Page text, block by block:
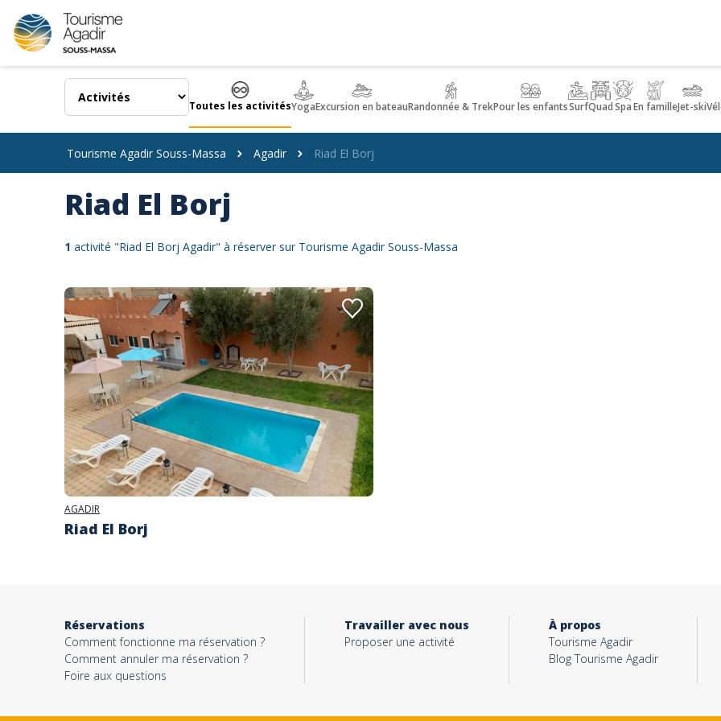
Panneau de gestion des cookies
Toutes les activitésYogaExcursion en bateauRandonnée & TrekPour les enfantsSurfQuadSpaEn familleJet-ski
Tourisme Agadir Souss-Massa Agadir Riad El Borj
Riad El Borj
1 activité "Riad El Borj Agadir" à réserver sur Tourisme Agadir Souss-Massa
AGADIR
Riad El Borj
Réservations
Comment fonctionne ma réservation ?
Comment annuler ma réservation ?
Foire aux questions
Travailler avec nous
Proposer une activité
À propos
Tourisme Agadir
Blog Tourisme Agadir